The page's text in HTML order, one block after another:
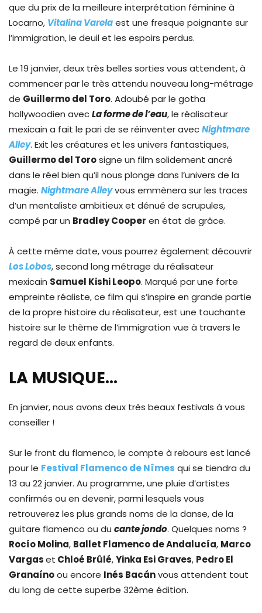
que du prix de la meilleure interprétation féminine à
Locarno, Vitalina Varelaest une fresque poignante sur
l’immigration, le deuil et les espoirs perdus.
Le 19 janvier, deux très belles sorties vous attendent, à
commencer par le très attendu nouveau long-métrage
de Guillermo del Toro. Adoubé par le gotha
hollywoodien avecLa forme de l’eau, le réalisateur
mexicain a fait le pari de se réinventer avecNightmare
Alley. Exit les créatures et les univers fantastiques,
Guillermo del Torosigne un film solidement ancré
dans le réel bien qu’il nous plonge dans l’univers de la
magie. Nightmare Alleyvous emmènera sur les traces
d’un mentaliste ambitieux et dénué de scrupules,
campé par un Bradley Cooper en état de grâce.
À cette même date, vous pourrez également découvrir
Los Lobos, second long métrage du réalisateur
mexicain Samuel Kishi Leopo. Marqué par une forte
empreinte réaliste, ce film qui s’inspire en grande partie
de la propre histoire du réalisateur, est une touchante
histoire sur le thème de l’immigration vue à travers le
regard de deux enfants.
LA MUSIQUE…
En janvier, nous avons deux très beaux festivals à vous
conseiller !
Sur le front du flamenco, le compte à rebours est lancé
pour le Festival Flamenco de Nîmes qui se tiendra du
13 au 22 janvier. Au programme, une pluie d’artistes
confirmés ou en devenir, parmi lesquels vous
retrouverez les plus grands noms de la danse, de la
guitare flamenco ou du cante jondo. Quelques noms ?
Rocío Molina, Ballet Flamenco de Andalucía, Marco
Vargaset Chloé Brûlé,Yinka Esi Graves, Pedro El
Granaínoou encore Inés Bacánvous attendent tout
du long de cette superbe 32ème édition.